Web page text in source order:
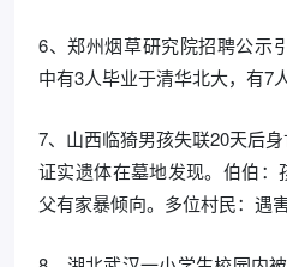
6、郑州烟草研究院招聘公示
中有3人毕业于清华北大，有7
7、山西临猗男孩失联20天后
证实遗体在墓地发现。伯伯
父有家暴倾向。多位村民：遇